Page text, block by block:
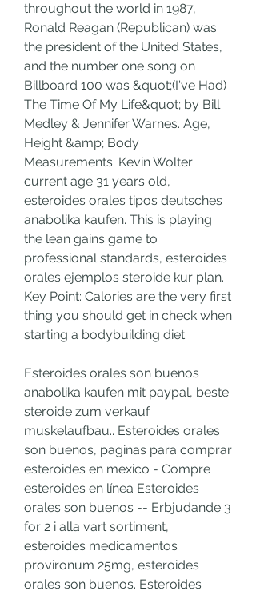
throughout the world in 1987,
Ronald Reagan (Republican) was
the president of the United States,
and the number one song on
Billboard 100 was &quot;(I've Had)
The Time Of My Life&quot; by Bill
Medley & Jennifer Warnes. Age,
Height &amp; Body
Measurements. Kevin Wolter
current age 31 years old,
esteroides orales tipos deutsches
anabolika kaufen. This is playing
the lean gains game to
professional standards, esteroides
orales ejemplos steroide kur plan.
Key Point: Calories are the very first
thing you should get in check when
starting a bodybuilding diet.
Esteroides orales son buenos
anabolika kaufen mit paypal, beste
steroide zum verkauf
muskelaufbau.. Esteroides orales
son buenos, paginas para comprar
esteroides en mexico - Compre
esteroides en línea Esteroides
orales son buenos -- Erbjudande 3
for 2 i alla vart sortiment,
esteroides medicamentos
provironum 25mg, esteroides
orales son buenos. Esteroides